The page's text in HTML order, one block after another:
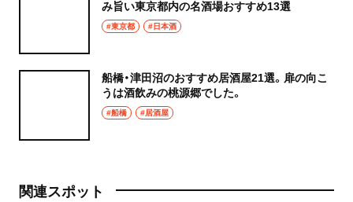
み旨い東京都内の名酒場おすすめ13選
#東京都 #日本酒
船橋・津田沼のおすすめ居酒屋21選。扉の向こ
うは酒飲みの桃源郷でした。
#船橋 #居酒屋
関連スポット